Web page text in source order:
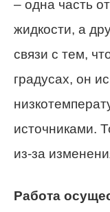
– одна часть
жидкости, а
связи с тем,
градусах, он
источниками.
из-за
Работа